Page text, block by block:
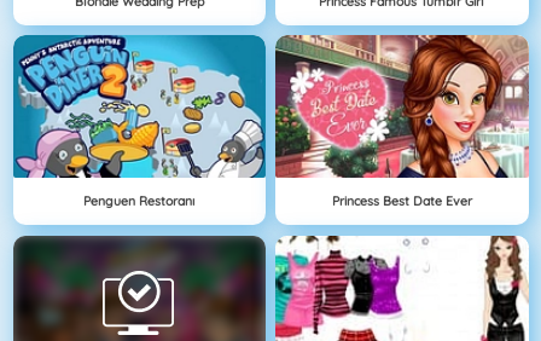
Penguen Restoranı Princess Best Date Ever